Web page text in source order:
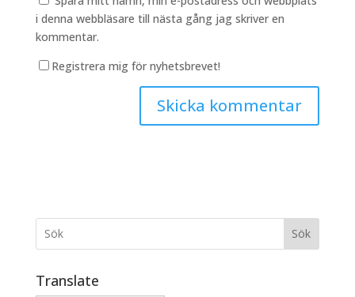
i denna webbläsare till nästa gång jag skriver en
kommentar.
Registrera mig för nyhetsbrevet!
Sök
Translate